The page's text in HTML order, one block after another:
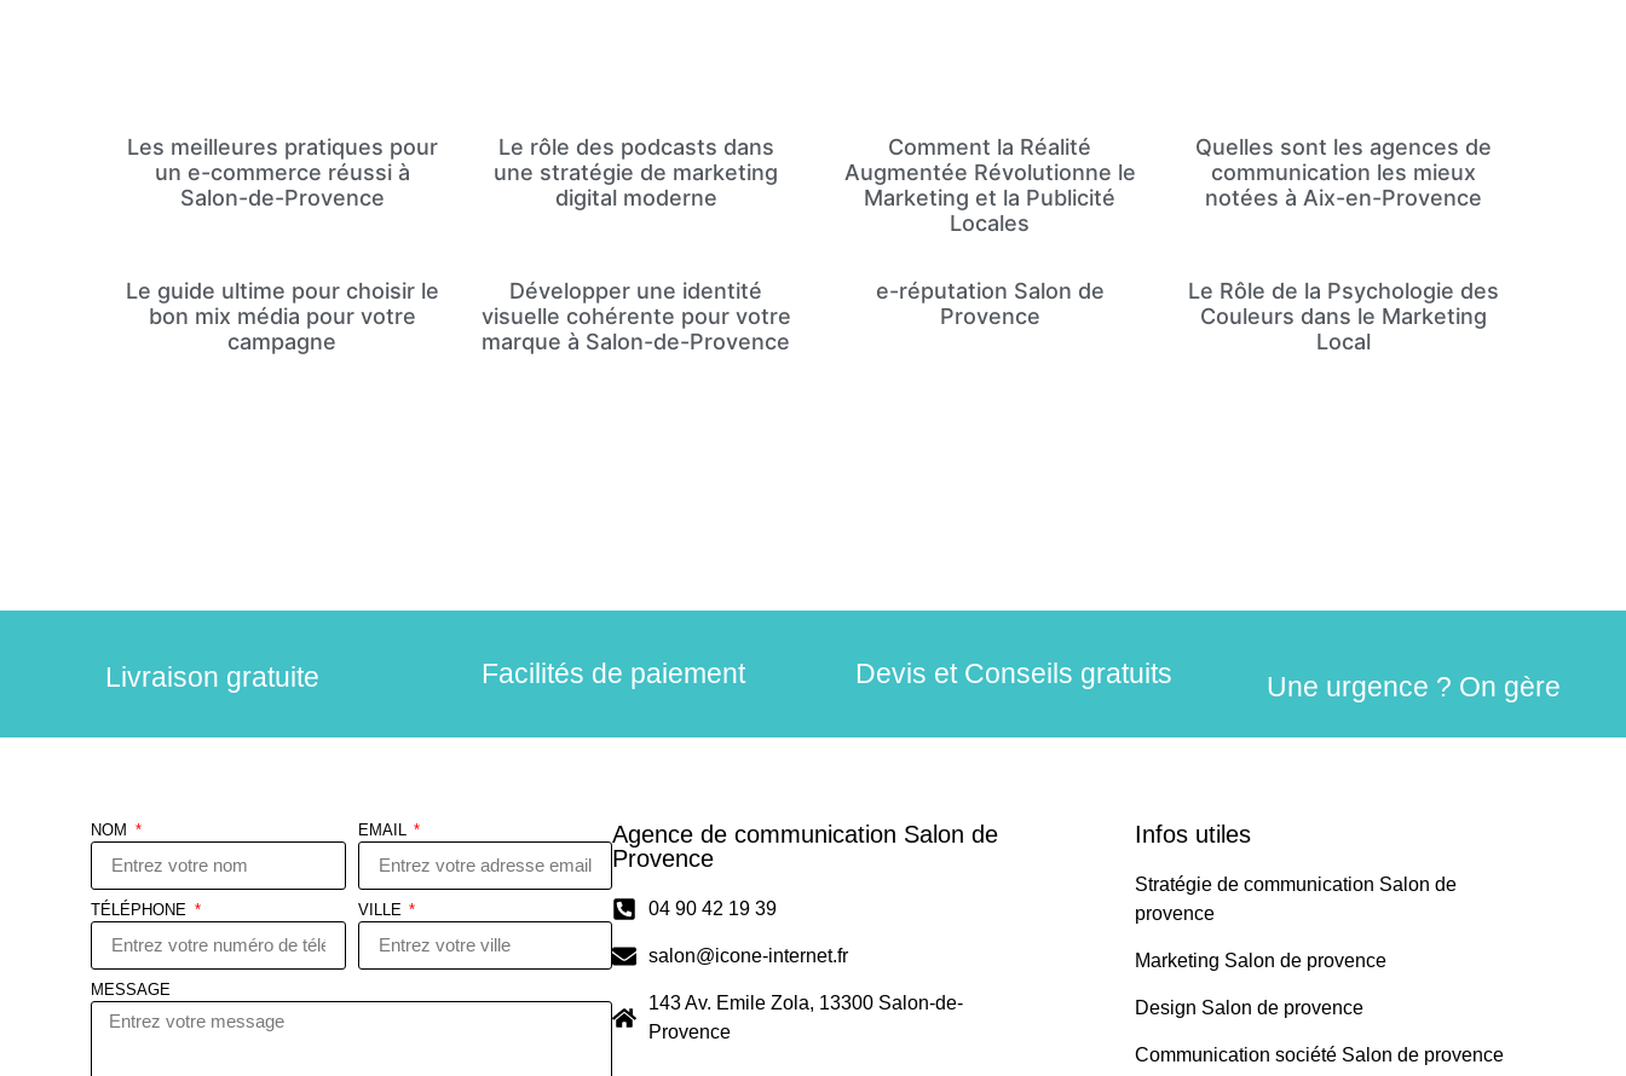
Les meilleures pratiques pour
un e-commerce réussi à
Salon-de-Provence
Le rôle des podcasts dans
une stratégie de marketing
digital moderne
Comment la Réalité
Augmentée Révolutionne le
Marketing et la Publicité
Locales
Quelles sont les agences de
communication les mieux
notées à Aix-en-Provence
Le guide ultime pour choisir le
bon mix média pour votre
campagne
Développer une identité
visuelle cohérente pour votre
marque à Salon-de-Provence
e-réputation Salon de
Provence
Le Rôle de la Psychologie des
Couleurs dans le Marketing
Local
Livraison gratuite Facilités de paiement Devis et Conseils gratuits Une urgence ? On gère
NOM EMAIL
TÉLÉPHONE VILLE
MESSAGE
Agence de communication Salon de
Provence
04 90 42 19 39
salon@icone-internet.fr
143 Av. Emile Zola, 13300 Salon-de-
Provence
Infos utiles
Stratégie de communication Salon de
provence
Marketing Salon de provence
Design Salon de provence
Communication société Salon de provence